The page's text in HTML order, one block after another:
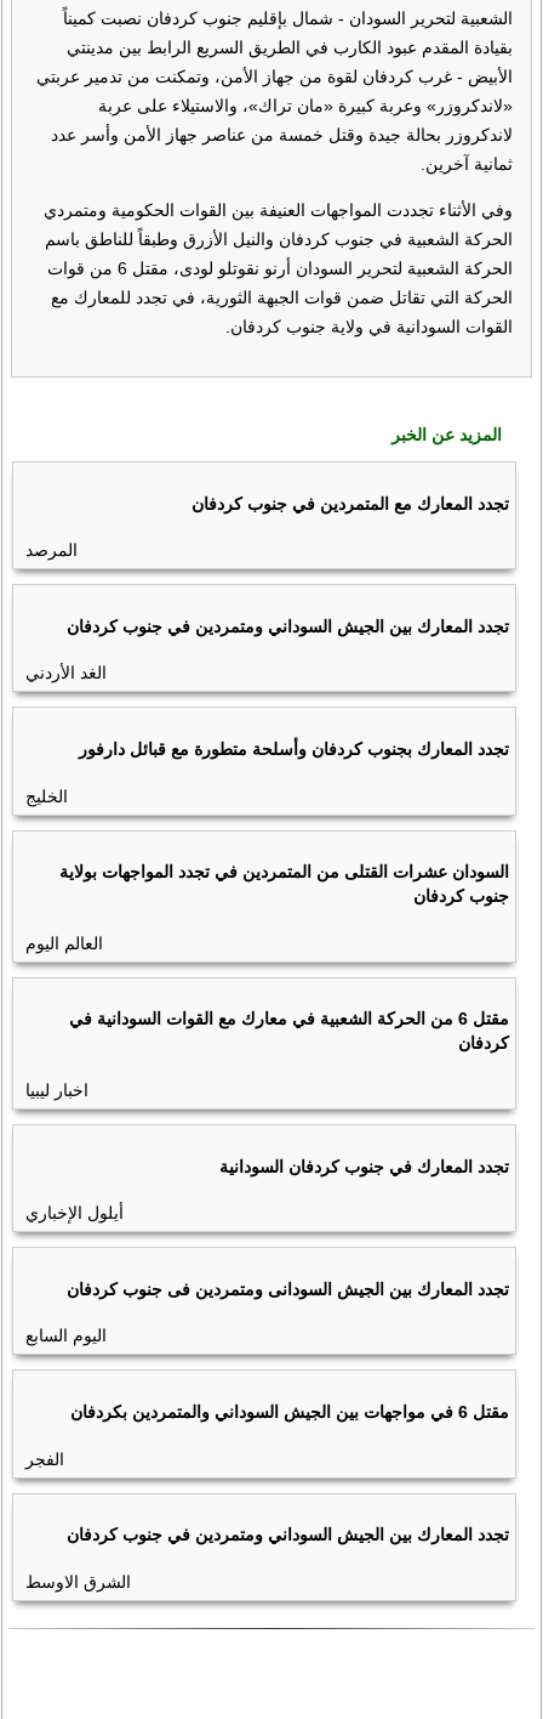
الشعبية لتحرير السودان - شمال بإقليم جنوب كردفان نصبت كميناً
بقيادة المقدم عبود الكارب في الطريق السريع الرابط بين مدينتي
الأبيض - غرب كردفان لقوة من جهاز الأمن، وتمكنت من تدمير عربتي
«لاندكروزر» وعربة كبيرة «مان تراك»، والاستيلاء على عربة
لاندكروزر بحالة جيدة وقتل خمسة من عناصر جهاز الأمن وأسر عدد
ثمانية آخرين.
وفي الأثناء تجددت المواجهات العنيفة بين القوات الحكومية ومتمردي
الحركة الشعبية في جنوب كردفان والنيل الأزرق وطبقاً للناطق باسم
الحركة الشعبية لتحرير السودان أرنو نقوتلو لودى، مقتل 6 من قوات
الحركة التي تقاتل ضمن قوات الجبهة الثورية، في تجدد للمعارك مع
القوات السودانية في ولاية جنوب كردفان.
المزيد عن الخبر
تجدد المعارك مع المتمردين في جنوب كردفان
المرصد
تجدد المعارك بين الجيش السوداني ومتمردين في جنوب كردفان
الغد الأردني
تجدد المعارك بجنوب كردفان وأسلحة متطورة مع قبائل دارفور
الخليج
السودان عشرات القتلى من المتمردين في تجدد المواجهات بولاية
جنوب كردفان
العالم اليوم
مقتل 6 من الحركة الشعبية في معارك مع القوات السودانية في
كردفان
اخبار ليبيا
تجدد المعارك في جنوب كردفان السودانية
أيلول الإخباري
تجدد المعارك بين الجيش السودانى ومتمردين فى جنوب كردفان
اليوم السابع
مقتل 6 في مواجهات بين الجيش السوداني والمتمردين بكردفان
الفجر
تجدد المعارك بين الجيش السوداني ومتمردين في جنوب كردفان
الشرق الاوسط